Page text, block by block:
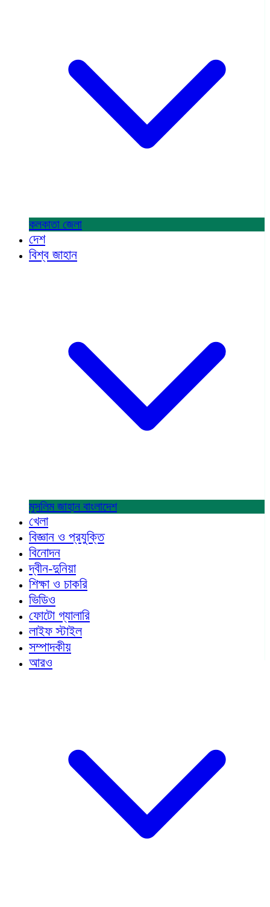
কলকাতা জেলা
দেশ
বিশ্ব জাহান
মুসলিম জাহান বাংলাদেশ
খেলা
বিজ্ঞান ও প্রযুক্তি
বিনোদন
দ্বীন-দুনিয়া
শিক্ষা ও চাকরি
ভিডিও
ফোটো গ্যালারি
লাইফ স্টাইল
সম্পাদকীয়
আরও